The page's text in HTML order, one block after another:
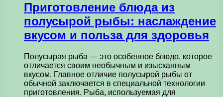
Приготовление блюда из
полусырой рыбы: наслаждение
вкусом и польза для здоровья
Полусырая рыба — это особенное блюдо, которое
отличается своим необычным и изысканным
вкусом. Главное отличие полусырой рыбы от
обычной заключается в специальной технологии
приготовления. Рыба, используемая для